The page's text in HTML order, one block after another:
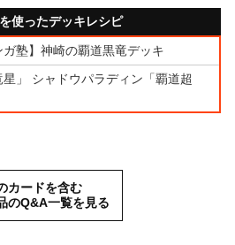
使ったデッキレシピ
ガ塾】神崎の覇道黒竜デッキ
星」 シャドウパラディン「覇道超
カードを含む
のQ&A一覧を見る